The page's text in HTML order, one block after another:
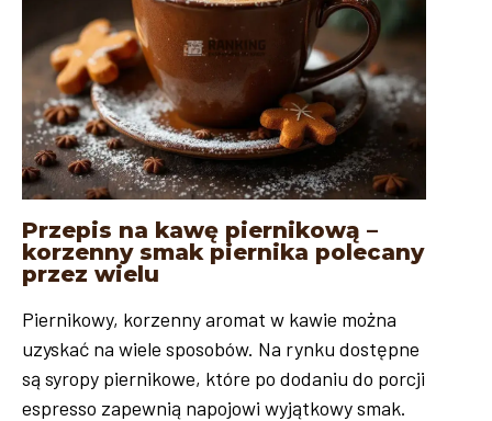
Przepis na kawę piernikową –
korzenny smak piernika polecany
przez wielu
Piernikowy, korzenny aromat w kawie można
uzyskać na wiele sposobów. Na rynku dostępne
są syropy piernikowe, które po dodaniu do porcji
espresso zapewnią napojowi wyjątkowy smak.